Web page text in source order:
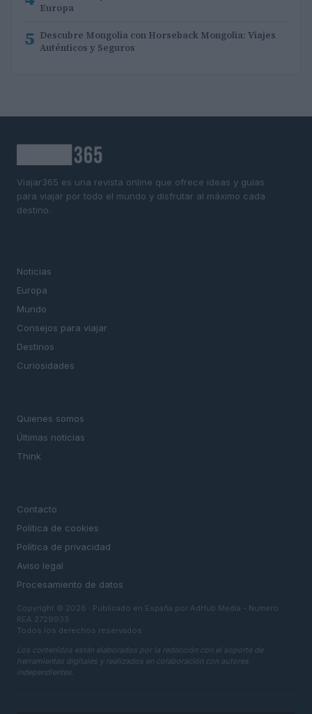
Europa
5 Descubre Mongolia con Horseback Mongolia: Viajes
Auténticos y Seguros
Viajar365 es una revista online que ofrece ideas y guías
para viajar por todo el mundo y disfrutar al máximo cada
destino.
Noticias
Europa
Mundo
Consejos para viajar
Destinos
Curiosidades
Quienes somos
Últimas noticias
Think
Contacto
Politica de cookies
Política de privacidad
Aviso legal
Procesamiento de datos
Copyright © 2026 · Publicado en España por AdHub Media - Numero
REA 2729933
Todos los derechos reservados
Los contenidos están elaborados por la redacción con el soporte de
herramientas digitales y realizados en colaboración con autores
independientes.